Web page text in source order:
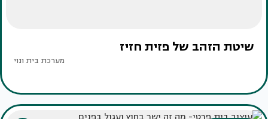
שיטת הזהב של פזית חזיז
מערכת בית ונוי